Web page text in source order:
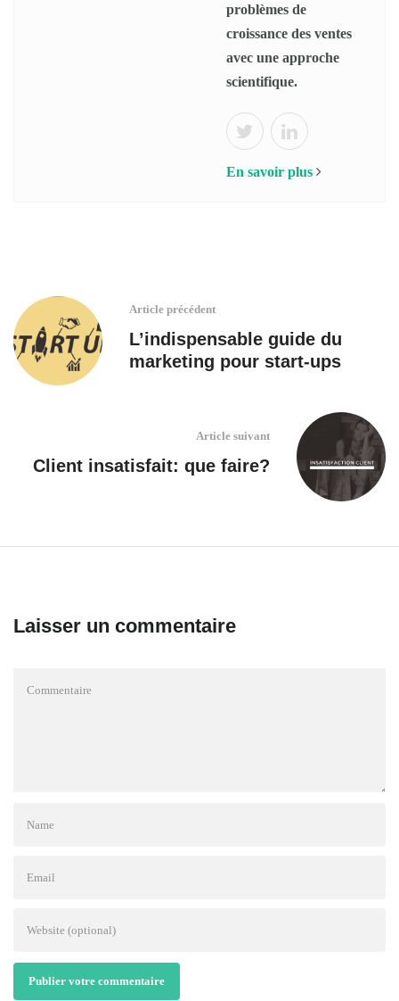
problèmes de
croissance des ventes
avec une approche
scientifique.
En savoir plus
Article précédent
L’indispensable guide du
marketing pour start-ups
Article suivant
Client insatisfait: que faire?
Laisser un commentaire
Publier votre commentaire